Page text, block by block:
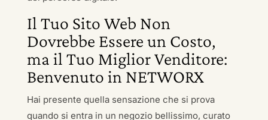
Il Tuo Sito Web Non
Dovrebbe Essere un Costo,
ma il Tuo Miglior Venditore:
Benvenuto in NETWORX
Hai presente quella sensazione che si prova
quando si entra in un negozio bellissimo, curato